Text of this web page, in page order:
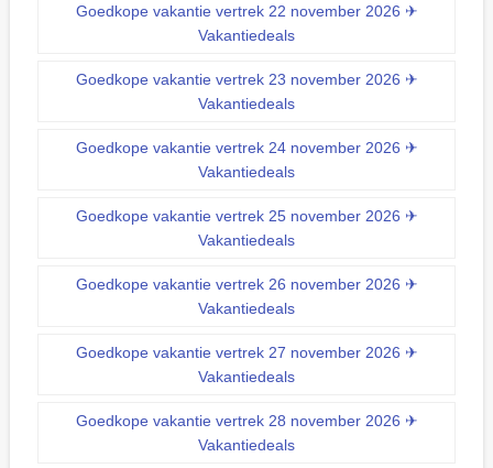
Goedkope vakantie vertrek 22 november 2026 ✈
Vakantiedeals
Goedkope vakantie vertrek 23 november 2026 ✈
Vakantiedeals
Goedkope vakantie vertrek 24 november 2026 ✈
Vakantiedeals
Goedkope vakantie vertrek 25 november 2026 ✈
Vakantiedeals
Goedkope vakantie vertrek 26 november 2026 ✈
Vakantiedeals
Goedkope vakantie vertrek 27 november 2026 ✈
Vakantiedeals
Goedkope vakantie vertrek 28 november 2026 ✈
Vakantiedeals